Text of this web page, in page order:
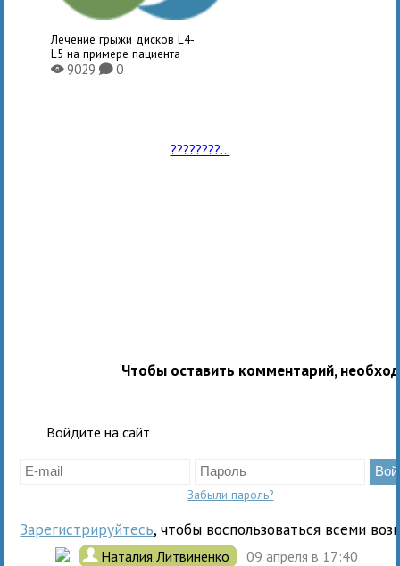
Лечение грыжи дисков L4-
L5 на примере пациента
X9029K0
????????...
Чтобы оставить комментарий,
Войдите на сайт
Забыли пароль?
Зарегистрируйтесь, чтобы воспользоваться всеми
. Наталия Литвиненко
09 апреля в 17:40